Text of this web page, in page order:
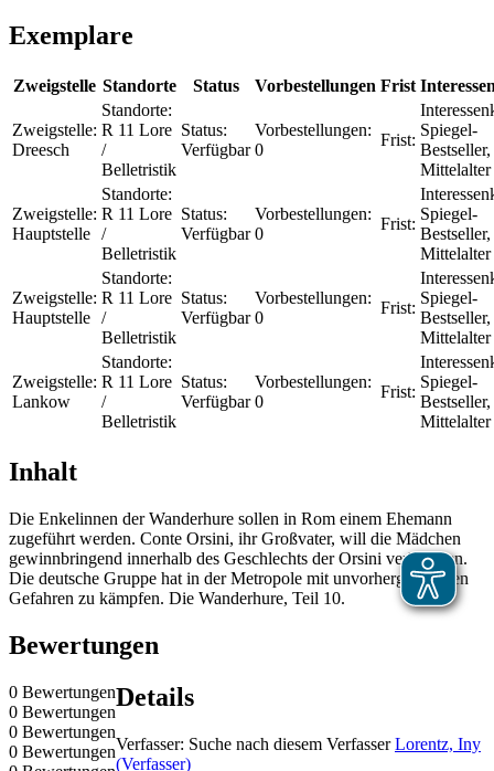
Exemplare
Zweigstelle Standorte Status Vorbestellungen Frist
Zweigstelle:
Dreesch
Standorte:
R 11 Lore
/
Belletristik
Status:
Verfügbar
Vorbestellungen:
0
Frist:
Spiegel-
Bestseller,
Mittelalter
Zweigstelle:
Hauptstelle
Standorte:
R 11 Lore
/
Belletristik
Status:
Verfügbar
Vorbestellungen:
0
Frist:
Spiegel-
Bestseller,
Mittelalter
Zweigstelle:
Hauptstelle
Standorte:
R 11 Lore
/
Belletristik
Status:
Verfügbar
Vorbestellungen:
0
Frist:
Spiegel-
Bestseller,
Mittelalter
Zweigstelle:
Lankow
Standorte:
R 11 Lore
/
Belletristik
Status:
Verfügbar
Vorbestellungen:
0
Frist:
Spiegel-
Bestseller,
Mittelalter
Inhalt
Die Enkelinnen der Wanderhure sollen in Rom einem Ehemann
zugeführt werden. Conte Orsini, ihr Großvater, will die Mädchen
gewinnbringend innerhalb des Geschlechts der Orsini verheiraten.
Die deutsche Gruppe hat in der Metropole mit unvorhergesehenen
Gefahren zu kämpfen. Die Wanderhure, Teil 10.
Bewertungen
0 Bewertungen
0 Bewertungen
0 Bewertungen
0 Bewertungen
Details
Verfasser: Suche nach diesem Verfasser Lorentz, Iny
(Verfasser)